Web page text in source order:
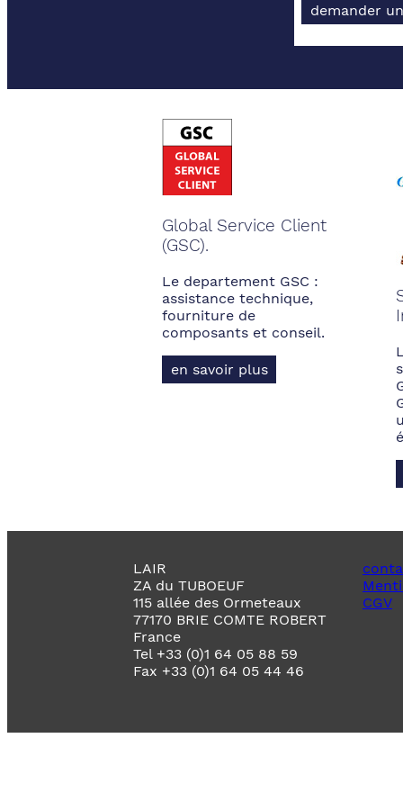
demander
Global Service Client
(GSC).
Le departement GSC :
assistance technique,
fourniture de
composants et conseil.
en savoir plus
LAIR
ZA du TUBOEUF
115 allée des Ormeteaux
77170 BRIE COMTE ROBERT
France
Tel +33 (0)1 64 05 88 59
Fax +33 (0)1 64 05 44 46
CGV